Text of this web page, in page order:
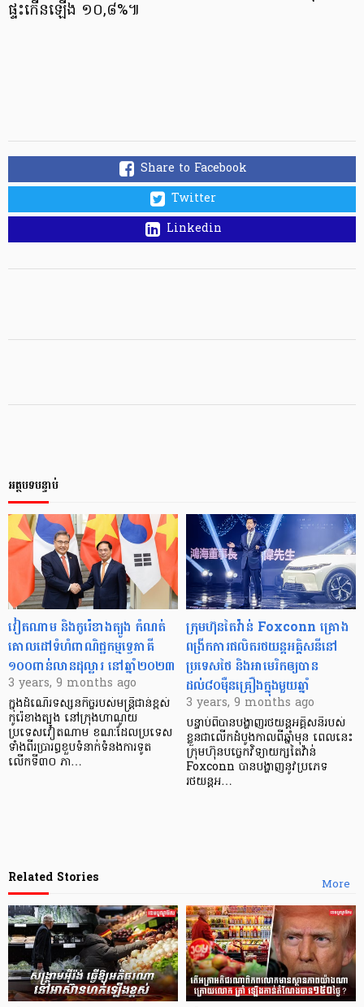
ផ្ទះកើនឡើង ១០,៨%៕
Share to Facebook
Twitter
Linkedin
អត្ថបទបន្ទាប់
វៀតណាម និងកូរ៉េខាងត្បូង កំណត់
គោលដៅទំហំពាណិជ្ជកម្មទ្វេភាគី
១០០ពាន់លានដុល្លារ នៅឆ្នាំ២០២៣
3 years, 9 months ago
ក្នុងដំណើរទស្សនកិច្ចរបស់មន្ត្រីជាន់ខ្ពស់
កូរ៉េខាងត្បូង នៅក្រុងហាណូយ
ប្រទេសវៀតណាម ខណៈដែលប្រទេស
ទាំងពីរប្រារព្ធខួបទំនាក់ទំនងការទូត
លើកទី៣០ ភា…
ក្រុមហ៊ុនតៃវ៉ាន់ Foxconn គ្រោង
ពង្រីកការផលិតរថយន្តអគ្គិសនីនៅ
ប្រទេសថៃ និងអាមេរិកឲ្យបាន
ដល់៨០ម៉ឺនគ្រឿងក្នុងមួយឆ្នាំ
3 years, 9 months ago
បន្ទាប់ពីបានបង្ហាញរថយន្តអគ្គិសនីរបស់
ខ្លួនជាលើកដំបូងកាលពីឆ្នាំមុន ពេលនេះ
ក្រុមហ៊ុនបច្ចេកវិទ្យាយក្សតៃវ៉ាន់
Foxconn បានបង្ហាញនូវប្រភេទ
រថយន្តអ…
More
Related Stories